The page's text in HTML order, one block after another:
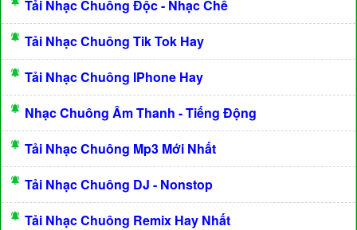
Tải Nhạc Chuông Độc - Nhạc Chế
Tải Nhạc Chuông Tik Tok Hay
Tải Nhạc Chuông IPhone Hay
Nhạc Chuông Âm Thanh - Tiếng Động
Tải Nhạc Chuông Mp3 Mới Nhất
Tải Nhạc Chuông DJ - Nonstop
Tải Nhạc Chuông Remix Hay Nhất